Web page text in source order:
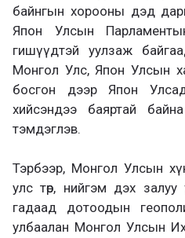
байнгын хорооны дэд
Япон Улсын Парламентын
гишүүдтэй уулзаж
Монгол Улс, Япон Улсын
босгон дээр Япон
хийсэндээ баяртай
тэмдэглэв.
Тэрбээр, Монгол Улсын
улс төр, нийгэм дэх залуу
гадаад дотоодын
улбаалан Монгол Улсын